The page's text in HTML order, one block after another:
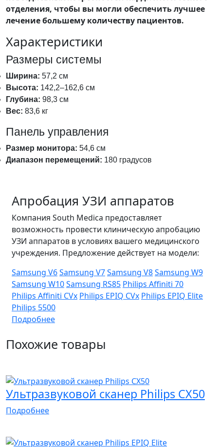
отделения, чтобы вы могли обеспечить лучшее
лечение большему количеству пациентов.
Характеристики
Размеры системы
Ширина: 57,2 см
Высота: 142,2–162,6 см
Глубина: 98,3 см
Вес: 83,6 кг
Панель управления
Размер монитора: 54,6 см
Диапазон перемещений: 180 градусов
Апробация УЗИ аппаратов
Компания South Medica предоставляет
возможность провести клиническую апробацию
УЗИ аппаратов в условиях вашего медицинского
учреждения. Предложение действует на модели:
Samsung V6Samsung V7Samsung V8Samsung W9
Samsung W10Samsung RS85 Philips Affiniti 70
Philips Affiniti CVx Philips EPIQ CVx Philips EPIQ Elite
Philips 5500
Подробнее
Похожие товары
Ультразвуковой сканер Philips CX50
Подробнее